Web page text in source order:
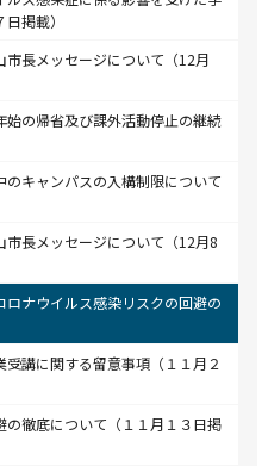
掲載）
市長メッセージについて（12月
始の帰省及び課外活動停止の継続
のキャンパスの入構制限について
市長メッセージについて（12月8
ロナウイルス感染リスクの回避の
受講に関する留意事項（１１月２
の徹底について（１１月１３日掲